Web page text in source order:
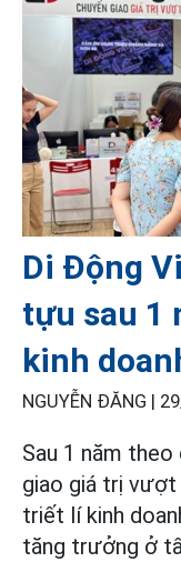
Di Động
tựu sau 1
kinh
NGUYỄN ĐĂNG |
Sau 1 năm
giao giá trị vượt
triết lí kinh
tăng trưởng ở